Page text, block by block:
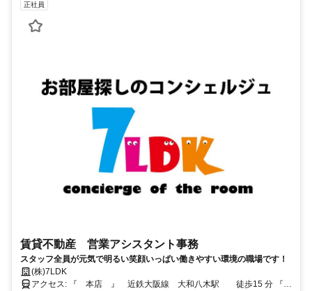
正社員
賃貸不動産 営業アシスタント事務
スタッフ全員が元気で明るい笑顔いっぱい働きやすい環境の職場です！
(株)7LDK
アクセス: 『 本店 』 近鉄大阪線 大和八木駅 徒歩15 分 『